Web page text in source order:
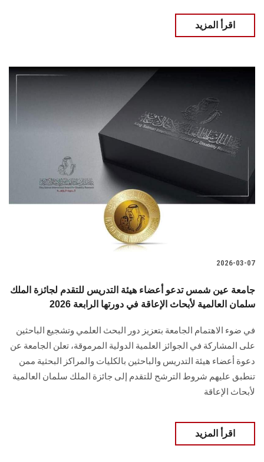
اقرأ المزيد
2026-03-07
جامعة عين شمس تدعو أعضاء هيئة التدريس للتقدم لجائزة الملك
سلمان العالمية لأبحاث الإعاقة في دورتها الرابعة 2026
في ضوء الاهتمام الجامعة بتعزيز دور البحث العلمي وتشجيع الباحثين
على المشاركة في الجوائز العلمية الدولية المرموقة، تعلن الجامعة عن
دعوة أعضاء هيئة التدريس والباحثين بالكليات والمراكز البحثية ممن
تنطبق عليهم شروط الترشح للتقدم إلى جائزة الملك سلمان العالمية
لأبحاث الإعاقة
اقرأ المزيد